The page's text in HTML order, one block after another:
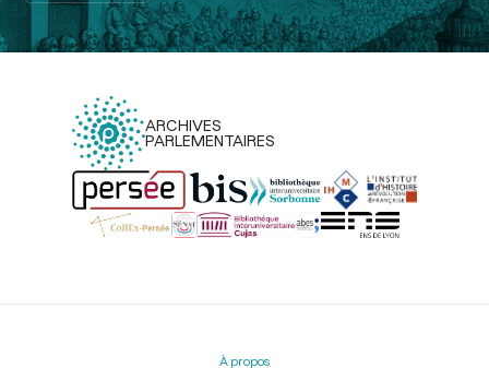
ARCHIVES
PARLEMENTAIRES
Menu
À propos